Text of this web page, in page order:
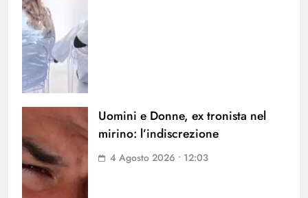
Uomini e Donne, ex tronista nel
mirino: l’indiscrezione
4 Agosto 2026 • 12:03